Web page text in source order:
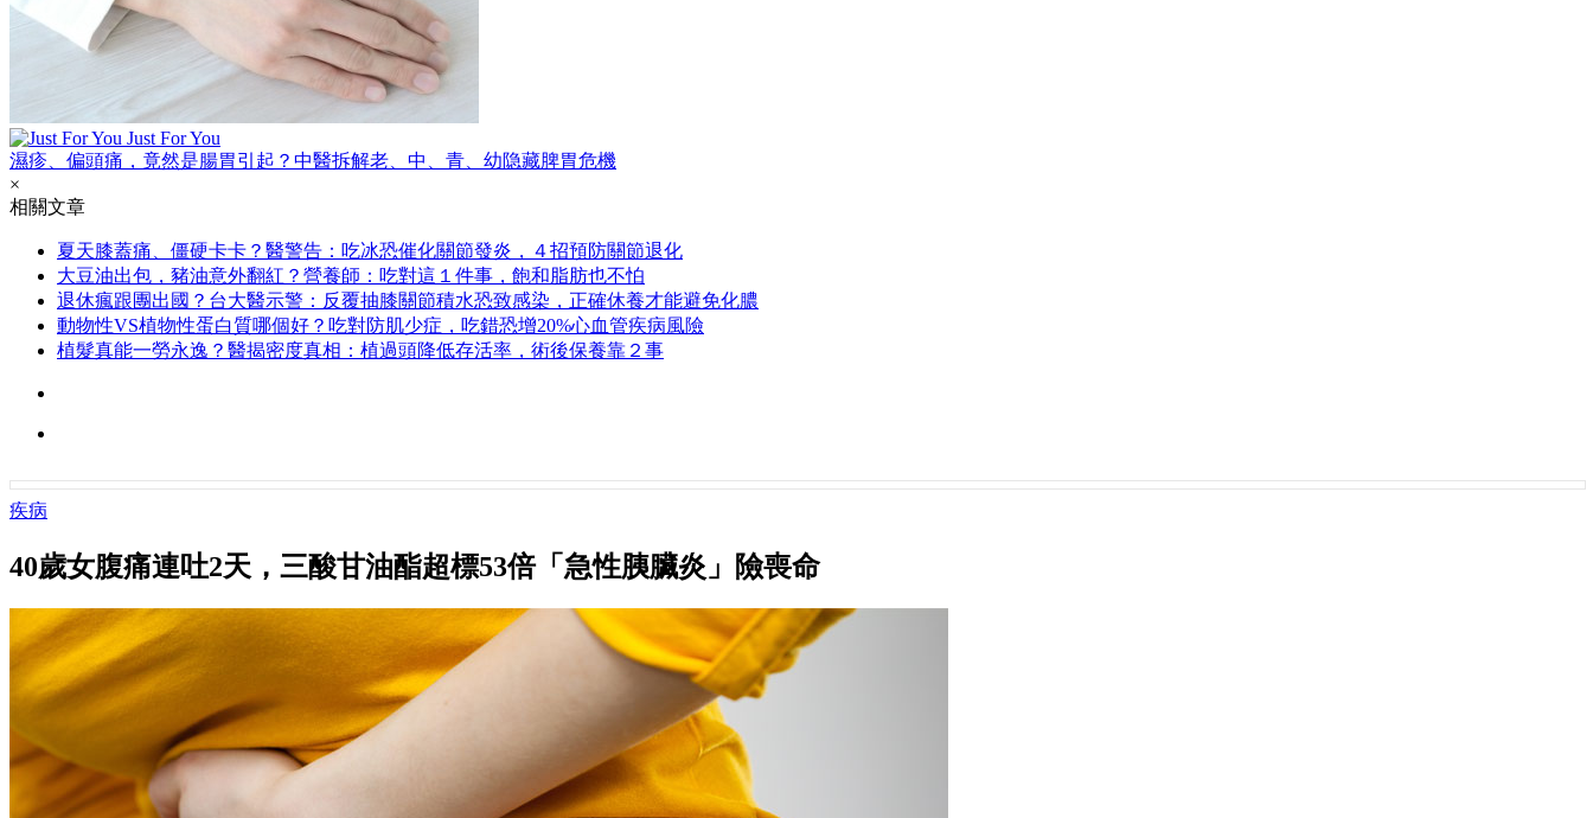
Just For You
濕疹、偏頭痛，竟然是腸胃引起？中醫拆解老、中、青、幼隐藏脾胃危機
×
相關文章
夏天膝蓋痛、僵硬卡卡？醫警告：吃冰恐催化關節發炎，４招預防關節退化
大豆油出包，豬油意外翻紅？營養師：吃對這１件事，飽和脂肪也不怕
退休瘋跟團出國？台大醫示警：反覆抽膝關節積水恐致感染，正確休養才能避免化膿
動物性VS植物性蛋白質哪個好？吃對防肌少症，吃錯恐增20%心血管疾病風險
植髮真能一勞永逸？醫揭密度真相：植過頭降低存活率，術後保養靠２事
疾病
40歲女腹痛連吐2天，三酸甘油酯超標53倍「急性胰臟炎」險喪命